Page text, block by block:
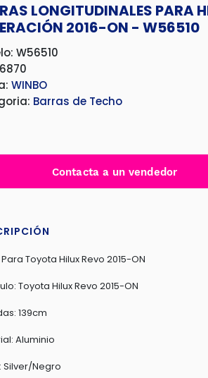
LONGITUDINALES PARA
2016-ON - W56510
W56510
WINBO
Barras de Techo
Contacta a un vendedor
Toyota Hilux Revo 2015-ON
Toyota Hilux Revo 2015-ON
139cm
Aluminio
Silver/Negro